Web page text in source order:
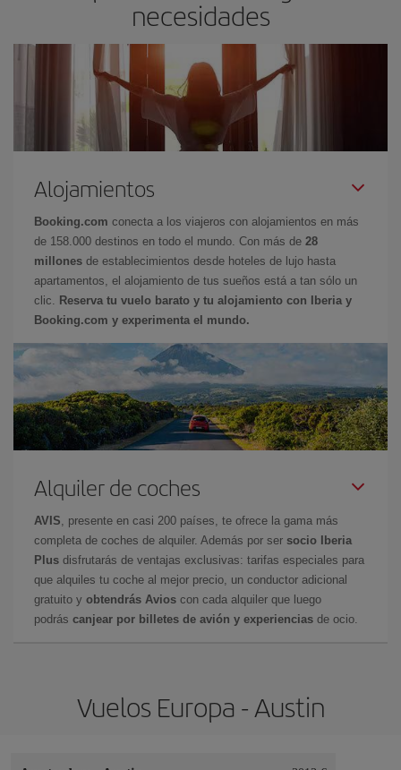
necesidades
Alojamientos
Booking.com conecta a los viajeros con alojamientos en más
de 158.000 destinos en todo el mundo. Con más de 28
millones de establecimientos desde hoteles de lujo hasta
apartamentos, el alojamiento de tus sueños está a tan sólo un
clic.
Reserva tu vuelo barato y tu alojamiento con Iberia y
Booking.com y experimenta el mundo.
Alquiler de coches
AVIS , presente en casi 200 países, te ofrece la gama más
completa de coches de alquiler. Además por ser socio Iberia
Plus disfrutarás de ventajas exclusivas: tarifas especiales para
que alquiles tu coche al mejor precio, un conductor adicional
gratuito y obtendrás Avios con cada alquiler que luego
podrás canjear por billetes de avión y experiencias de ocio.
Vuelos Europa - Austin